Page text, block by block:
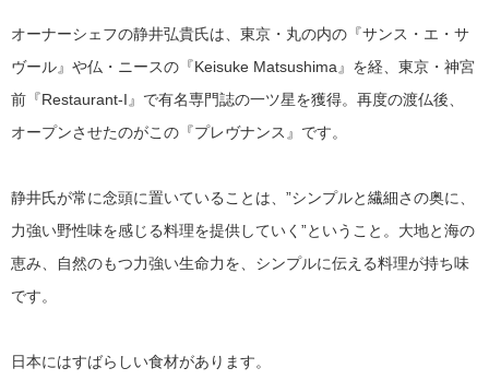
オーナーシェフの静井弘貴氏は、東京・丸の内の『サンス・エ・サ
ヴール』や仏・ニースの『Keisuke Matsushima』を経、東京・神宮
前『Restaurant-I』で有名専門誌の一ツ星を獲得。再度の渡仏後、
オープンさせたのがこの『プレヴナンス』です。
静井氏が常に念頭に置いていることは、”シンプルと繊細さの奥に、
力強い野性味を感じる料理を提供していく”ということ。大地と海の
恵み、自然のもつ力強い生命力を、シンプルに伝える料理が持ち味
です。
日本にはすばらしい食材があります。